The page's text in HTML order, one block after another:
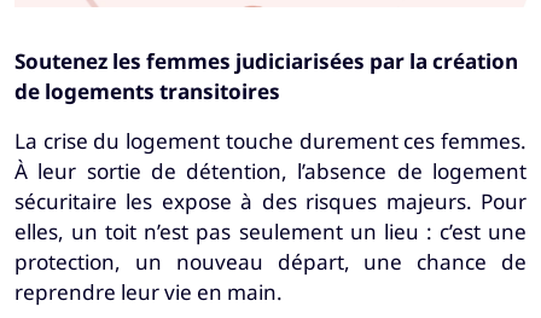
Soutenez les femmes judiciarisées par la création
de logements transitoires
La crise du logement touche durement ces femmes.
À leur sortie de détention, l’absence de logement
sécuritaire les expose à des risques majeurs. Pour
elles, un toit n’est pas seulement un lieu : c’est une
protection, un nouveau départ, une chance de
reprendre leur vie en main.